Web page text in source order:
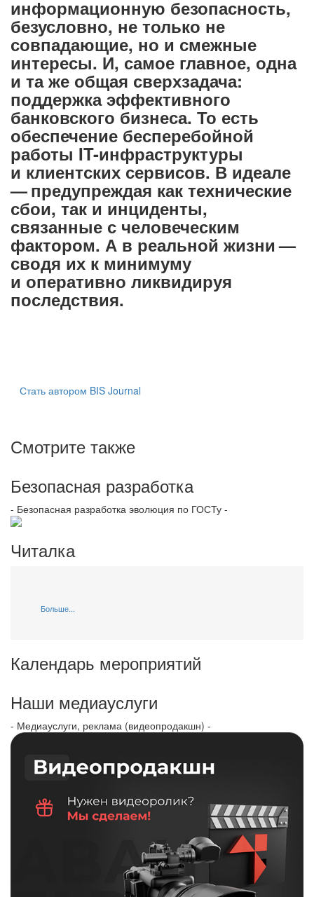
информационную безопасность,
безусловно, не только не
совпадающие, но и смежные
интересы. И, самое главное, одна
и та же общая сверхзадача:
поддержка эффективного
банковского бизнеса. То есть
обеспечение бесперебойной
работы IT-инфраструктуры
и клиентских сервисов. В идеале
— предупреждая как технические
сбои, так и инциденты,
связанные с человеческим
фактором. А в реальной жизни —
сводя их к минимуму
и оперативно ликвидируя
последствия.
Стать автором BIS Journal
Смотрите также
Безопасная разработка
- Безопасная разработка эволюция по ГОСТу -
Читалка
Больше...
Календарь мероприятий
Наши медиауслуги
- Медиауслуги, реклама (видеопродакшн) -